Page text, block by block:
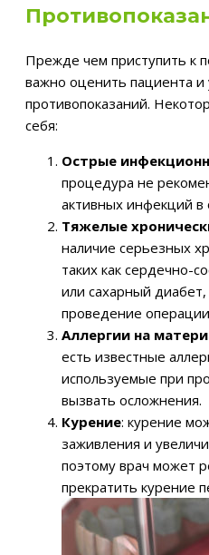
Прежде чем приступить к
важно оценить пациента и
противопоказаний.
себя:
Острые
процедура не
активных инфекций в
Тяжелые
наличие серьезных
таких как сердечно-
или сахарный
проведение
Аллергии на
есть известные
используемые при
вызвать осложнения.
Курение: курение
заживления и
поэтому врач может
прекратить курение